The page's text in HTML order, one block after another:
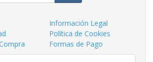
Información Legal
Política de Cookies
Formas de Pago